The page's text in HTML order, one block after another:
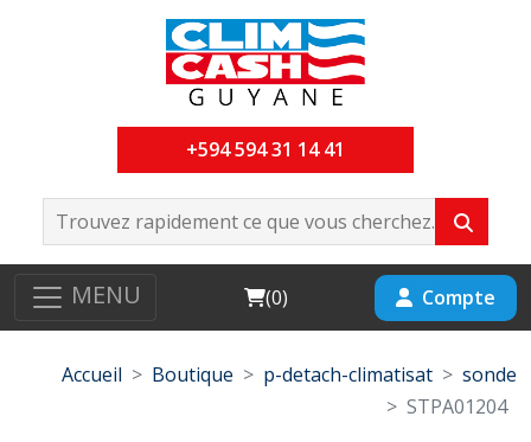
+594 594 31 14 41
MENU Cart
(0) Compte
Accueil Boutique p-detach-climatisat
sonde
STPA01204